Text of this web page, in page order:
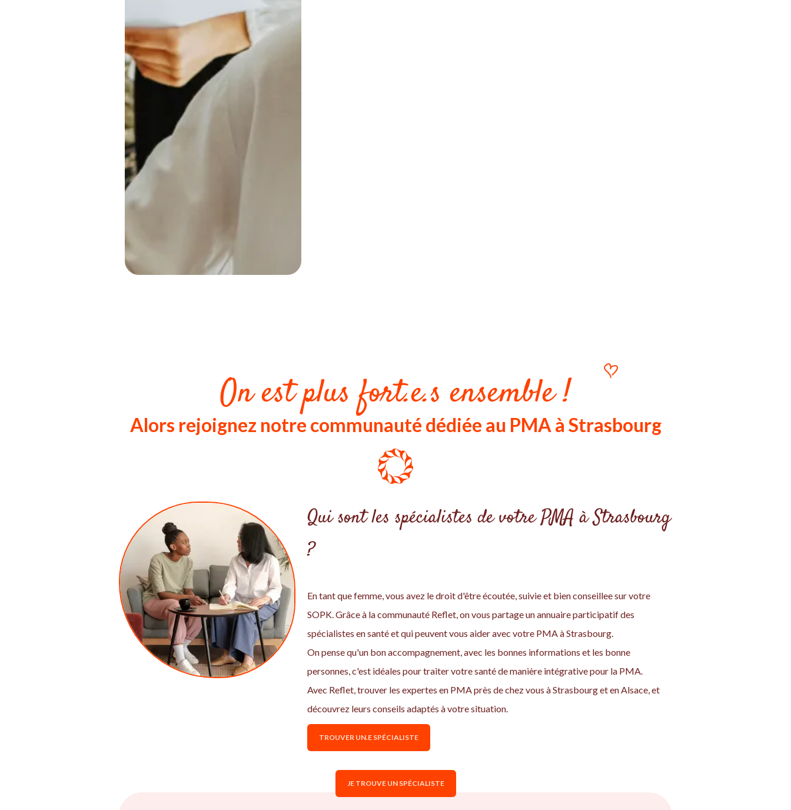
On est plus fort.e.s ensemble !
Alors rejoignez notre communauté dédiée au PMA à Strasbourg
Qui sont les spécialistes de votre PMA à Strasbourg
?
En tant que femme, vous avez le droit d'être écoutée, suivie et bien conseillee sur votre
SOPK. Grâce à la communauté Reflet, on vous partage un annuaire participatif des
spécialistes en santé et qui peuvent vous aider avec votre PMA à Strasbourg.
On pense qu'un bon accompagnement, avec les bonnes informations et les bonne
personnes, c'est idéales pour traiter votre santé de manière intégrative pour la PMA.
Avec Reflet, trouver les expertes en PMA près de chez vous à Strasbourg et en Alsace, et
découvrez leurs conseils adaptés à votre situation.
TROUVER UN.E SPÉCIALISTE
JE TROUVE UN SPÉCIALISTE